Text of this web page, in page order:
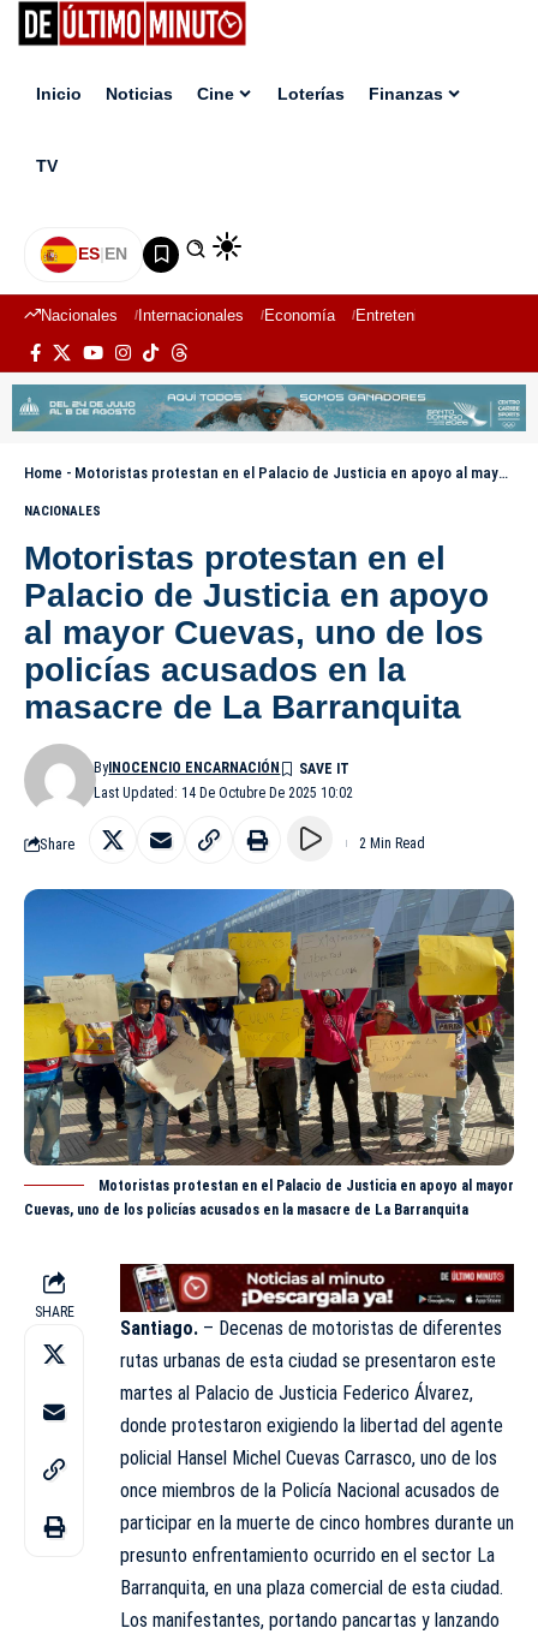
Inicio Noticias Cine Loterías Finanzas
TV
ES|EN
Nacionales Internacionales Economía Entretenimiento
Home - Motoristas protestan en el Palacio de Justicia en apoyo al mayor Cuevas, uno de los policías acusados en la masacre de La Barranquita
NACIONALES
Motoristas protestan en el
Palacio de Justicia en apoyo
al mayor Cuevas, uno de los
policías acusados en la
masacre de La Barranquita
Last Updated: 14 De Octubre De 2025 10:02
ByINOCENCIO ENCARNACIÓN
Share 2 Min Read
Motoristas protestan en el Palacio de Justicia en apoyo al mayor
Cuevas, uno de los policías acusados en la masacre de La Barranquita
SHARE
Santiago. – Decenas de motoristas de diferentes
rutas urbanas de esta ciudad se presentaron este
martes al Palacio de Justicia Federico Álvarez,
donde protestaron exigiendo la libertad del agente
policial Hansel Michel Cuevas Carrasco, uno de los
once miembros de la Policía Nacional acusados de
participar en la muerte de cinco hombres durante un
presunto enfrentamiento ocurrido en el sector La
Barranquita, en una plaza comercial de esta ciudad.
Los manifestantes, portando pancartas y lanzando